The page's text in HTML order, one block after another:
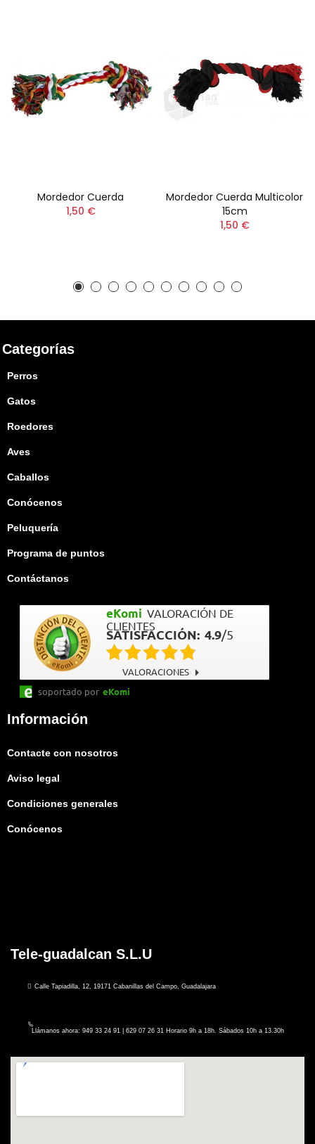
Mordedor Cuerda
1,50 €
Mordedor Cuerda Multicolor
15cm
1,50 €
Categorías
Perros
Gatos
Roedores
Aves
Caballos
Conócenos
Peluquería
Programa de puntos
Contáctanos
eKomi VALORACIÓN DE
CLIENTES
SATISFACCIÓN: 4.9/5
VALORACIONES
soportado por eKomi
Información
Contacte con nosotros
Aviso legal
Condiciones generales
Conócenos
Tele-guadalcan S.L.U
Calle Tapiadilla, 12, 19171 Cabanillas del Campo, Guadalajara
Llámanos ahora: 949 33 24 91 | 629 07 26 31 Horario 9h a 18h. Sábados 10h a 13.30h